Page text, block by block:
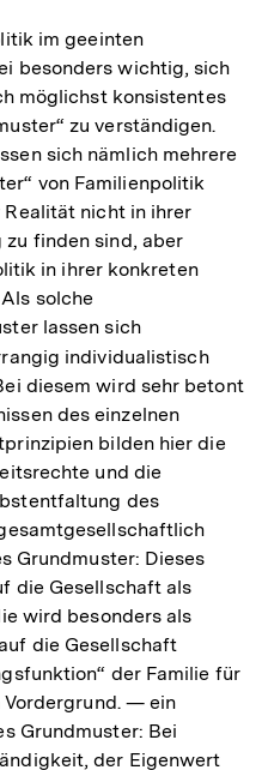
im geeinten
besonders wichtig, sich
möglichst konsistentes
zu verständigen.
sich nämlich mehrere
von Familienpolitik
nicht in ihrer
finden sind, aber
in ihrer konkreten
solche
lassen sich
individualistisch
diesem wird sehr betont
des einzelnen
bilden hier die
und die
des
Grundmuster: Dieses
die Gesellschaft als
wird besonders als
die Gesellschaft
der Familie für
— ein
Grundmuster: Bei
der Eigenwert